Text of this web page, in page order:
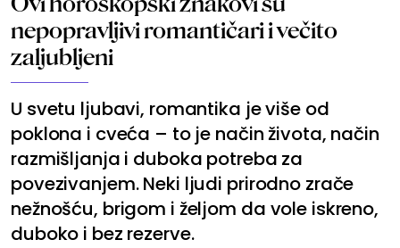
nepopravljivi romantičari i večito
zaljubljeni
U svetu ljubavi, romantika je više od
poklona i cveća – to je način života, način
razmišljanja i duboka potreba za
povezivanjem. Neki ljudi prirodno zrače
nežnošću, brigom i željom da vole iskreno,
duboko i bez rezerve.